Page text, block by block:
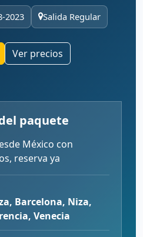
2023 Salida Regular
Ver precios
paquete
México con
reserva ya
Barcelona, Niza,
Venecia